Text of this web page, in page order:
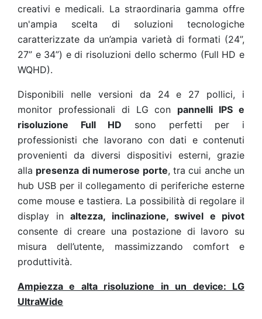
creativi e medicali. La straordinaria gamma offre
un'ampia scelta di soluzioni tecnologiche
caratterizzate da un’ampia varietà di formati (24”,
27” e 34”) e di risoluzioni dello schermo (Full HD e
WQHD).
Disponibili nelle versioni da 24 e 27 pollici, i
monitor professionali di LG con pannelli IPS e
risoluzione Full HD sono perfetti per i
professionisti che lavorano con dati e contenuti
provenienti da diversi dispositivi esterni, grazie
alla presenza di numerose porte, tra cui anche un
hub USB per il collegamento di periferiche esterne
come mouse e tastiera. La possibilità di regolare il
display in altezza, inclinazione, swivel e pivot
consente di creare una postazione di lavoro su
misura dell’utente, massimizzando comfort e
produttività.
Ampiezza e alta risoluzione in un device: LG
UltraWide